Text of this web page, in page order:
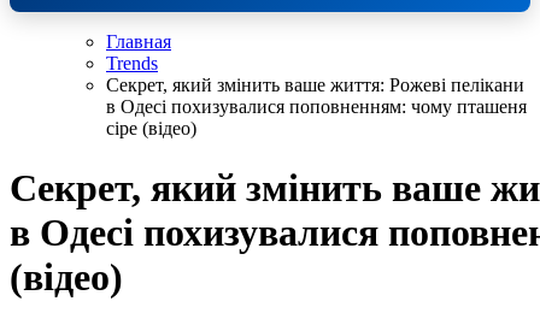
Главная
Trends
Секрет, який змінить ваше життя: Рожеві пелікани
в Одесі похизувалися поповненням: чому пташеня
сіре (відео)
Секрет, який змінить ваше
в Одесі похизувалися
(відео)